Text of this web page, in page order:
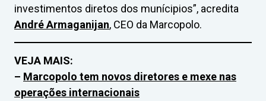
investimentos diretos dos munícipios”, acredita
André Armaganijan, CEO da Marcopolo.
VEJA MAIS:
– Marcopolo tem novos diretores e mexe nas
operações internacionais